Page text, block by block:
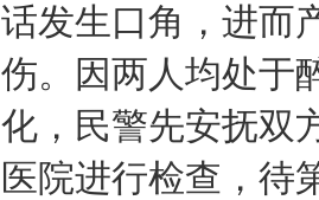
话发生口角，进而
伤。因两人均处于
化，民警先安抚双
医院进行检查，待